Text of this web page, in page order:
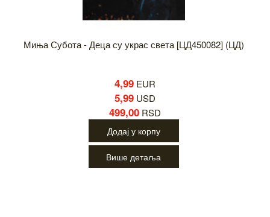
Миња Субота - Деца су украс света [ЦД450082] (ЦД)
4,99 EUR
5,99 USD
499,00 RSD
Додај у корпу
Више детаља